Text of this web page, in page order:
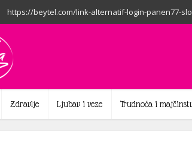
https://beytel.com/link-alternatif-login-panen77-
Zdravlje Ljubav i veze Trudnoća i